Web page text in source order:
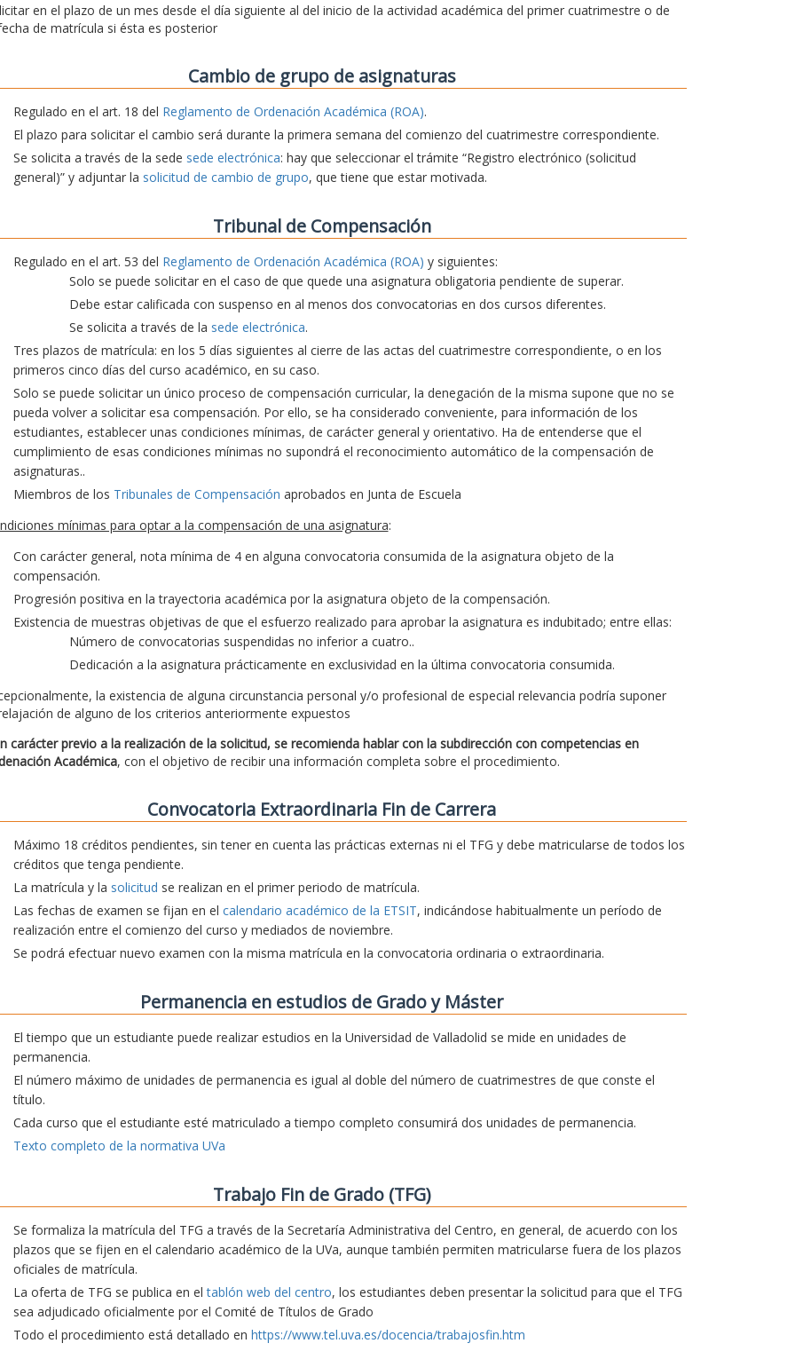
en el plazo de un mes desde el día siguiente al del inicio de la actividad académica del primer cuatrimestre o de
de matrícula si ésta es posterior
Cambio de grupo de asignaturas
Regulado en el art. 18 del Reglamento de Ordenación Académica (ROA).
El plazo para solicitar el cambio será durante la primera semana del comienzo del cuatrimestre correspondiente.
Se solicita a través de la sede sede electrónica: hay que seleccionar el trámite “Registro electrónico (solicitud
general)” y adjuntar la solicitud de cambio de grupo, que tiene que estar motivada.
Tribunal de Compensación
Regulado en el art. 53 del Reglamento de Ordenación Académica (ROA) y siguientes:
Solo se puede solicitar en el caso de que quede una asignatura obligatoria pendiente de superar.
Debe estar calificada con suspenso en al menos dos convocatorias en dos cursos diferentes.
Se solicita a través de la sede electrónica.
Tres plazos de matrícula: en los 5 días siguientes al cierre de las actas del cuatrimestre correspondiente, o en los
primeros cinco días del curso académico, en su caso.
Solo se puede solicitar un único proceso de compensación curricular, la denegación de la misma supone que no se
pueda volver a solicitar esa compensación. Por ello, se ha considerado conveniente, para información de los
estudiantes, establecer unas condiciones mínimas, de carácter general y orientativo. Ha de entenderse que el
cumplimiento de esas condiciones mínimas no supondrá el reconocimiento automático de la compensación de
asignaturas..
Miembros de los Tribunales de Compensación aprobados en Junta de Escuela
mínimas para optar a la compensación de una asignatura:
Con carácter general, nota mínima de 4 en alguna convocatoria consumida de la asignatura objeto de la
compensación.
Progresión positiva en la trayectoria académica por la asignatura objeto de la compensación.
Existencia de muestras objetivas de que el esfuerzo realizado para aprobar la asignatura es indubitado; entre ellas:
Número de convocatorias suspendidas no inferior a cuatro..
Dedicación a la asignatura prácticamente en exclusividad en la última convocatoria consumida.
la existencia de alguna circunstancia personal y/o profesional de especial relevancia podría suponer
de alguno de los criterios anteriormente expuestos
carácter previo a la realización de la solicitud, se recomienda hablar con la subdirección con competencias en
Académica, con el objetivo de recibir una información completa sobre el procedimiento.
Convocatoria Extraordinaria Fin de Carrera
Máximo 18 créditos pendientes, sin tener en cuenta las prácticas externas ni el TFG y debe matricularse de todos los
créditos que tenga pendiente.
La matrícula y la solicitud se realizan en el primer periodo de matrícula.
Las fechas de examen se fijan en el calendario académico de la ETSIT, indicándose habitualmente un período de
realización entre el comienzo del curso y mediados de noviembre.
Se podrá efectuar nuevo examen con la misma matrícula en la convocatoria ordinaria o extraordinaria.
Permanencia en estudios de Grado y Máster
El tiempo que un estudiante puede realizar estudios en la Universidad de Valladolid se mide en unidades de
permanencia.
El número máximo de unidades de permanencia es igual al doble del número de cuatrimestres de que conste el
título.
Cada curso que el estudiante esté matriculado a tiempo completo consumirá dos unidades de permanencia.
Texto completo de la normativa UVa
Trabajo Fin de Grado (TFG)
Se formaliza la matrícula del TFG a través de la Secretaría Administrativa del Centro, en general, de acuerdo con los
plazos que se fijen en el calendario académico de la UVa, aunque también permiten matricularse fuera de los plazos
oficiales de matrícula.
La oferta de TFG se publica en eltablón web del centro, los estudiantes deben presentar la solicitud para que el TFG
sea adjudicado oficialmente por el Comité de Títulos de Grado
Todo el procedimiento está detallado en https://www.tel.uva.es/docencia/trabajosfin.htm